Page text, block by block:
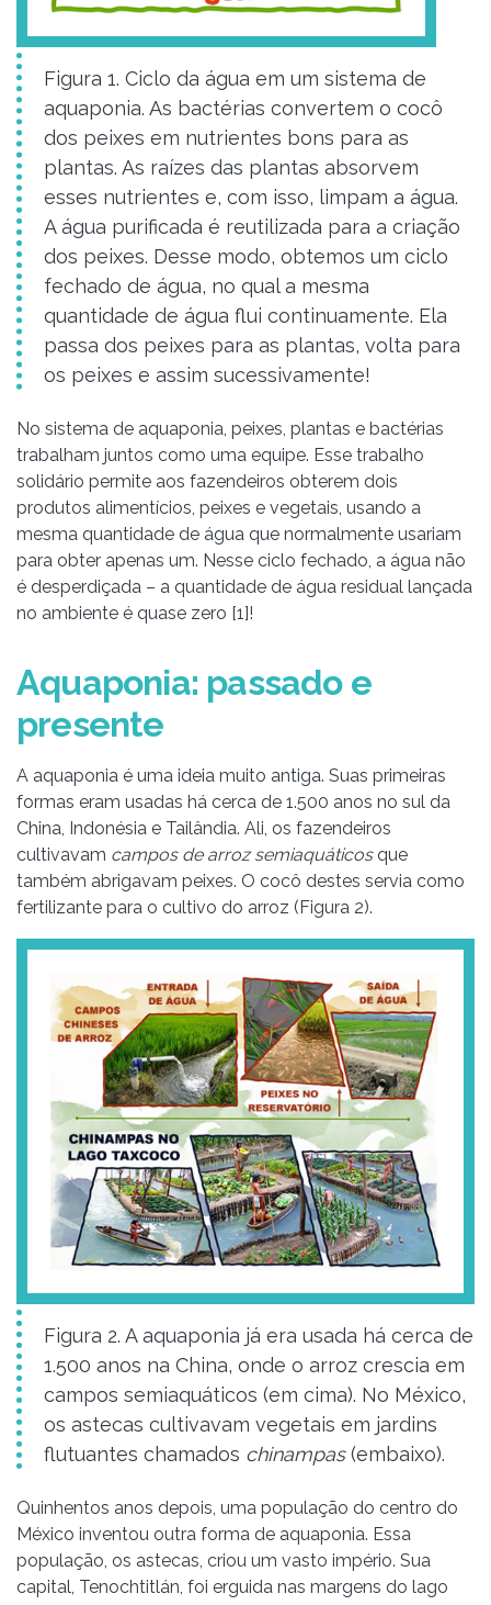
Figura 1. Ciclo da água em um sistema de
aquaponia. As bactérias convertem o cocô
dos peixes em nutrientes bons para as
plantas. As raízes das plantas absorvem
esses nutrientes e, com isso, limpam a água.
A água purificada é reutilizada para a criação
dos peixes. Desse modo, obtemos um ciclo
fechado de água, no qual a mesma
quantidade de água flui continuamente. Ela
passa dos peixes para as plantas, volta para
os peixes e assim sucessivamente!
No sistema de aquaponia, peixes, plantas e bactérias
trabalham juntos como uma equipe. Esse trabalho
solidário permite aos fazendeiros obterem dois
produtos alimentícios, peixes e vegetais, usando a
mesma quantidade de água que normalmente usariam
para obter apenas um. Nesse ciclo fechado, a água não
é desperdiçada – a quantidade de água residual lançada
no ambiente é quase zero [1]!
Aquaponia: passado e
presente
A aquaponia é uma ideia muito antiga. Suas primeiras
formas eram usadas há cerca de 1.500 anos no sul da
China, Indonésia e Tailândia. Ali, os fazendeiros
cultivavam campos de arroz semiaquáticosque
também abrigavam peixes. O cocô destes servia como
fertilizante para o cultivo do arroz (Figura 2).
Figura 2. A aquaponia já era usada há cerca de
1.500 anos na China, onde o arroz crescia em
campos semiaquáticos (em cima). No México,
os astecas cultivavam vegetais em jardins
flutuantes chamados chinampas(embaixo).
Quinhentos anos depois, uma população do centro do
México inventou outra forma de aquaponia. Essa
população, os astecas, criou um vasto império. Sua
capital, Tenochtitlán, foi erguida nas margens do lago